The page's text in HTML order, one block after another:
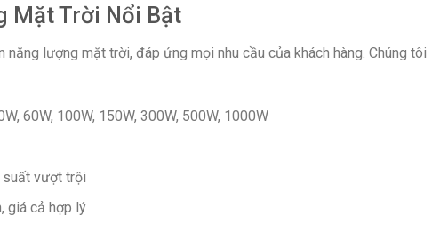
Mặt Trời Nổi Bật
lượng mặt trời, đáp ứng mọi nhu cầu của khách hàng. Chúng tôi
60W, 100W, 150W, 300W, 500W, 1000W
suất vượt trội
giá cả hợp lý